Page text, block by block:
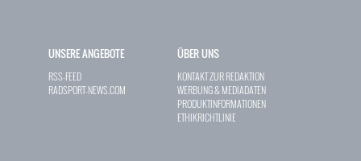
UNSERE ANGEBOTE
RSS-FEED
RADSPORT-NEWS.COM
ÜBER UNS
KONTAKT ZUR REDAKTION
WERBUNG & MEDIADATEN
PRODUKTINFORMATIONEN
ETHIKRICHTLINIE